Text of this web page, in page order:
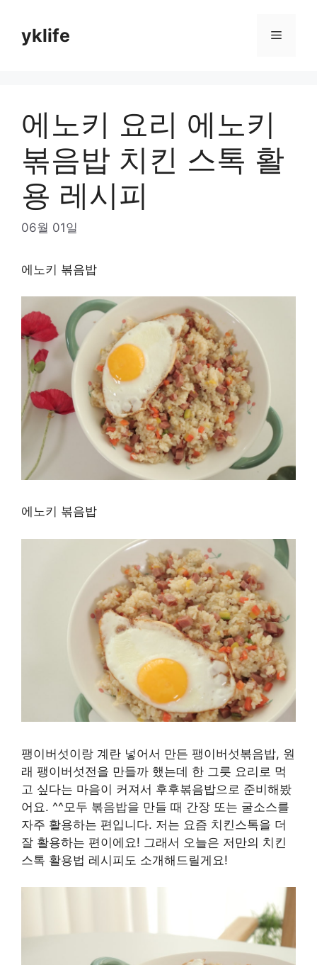
contentyklife Menu
에노키 요리 에노키
볶음밥 치킨 스톡 활
용 레시피
06월 01일
에노키 볶음밥
에노키 볶음밥
팽이버섯이랑 계란 넣어서 만든 팽이버섯볶음밥, 원
래 팽이버섯전을 만들까 했는데 한 그릇 요리로 먹
고 싶다는 마음이 커져서 후후볶음밥으로 준비해봤
어요. ^^모두 볶음밥을 만들 때 간장 또는 굴소스를
자주 활용하는 편입니다. 저는 요즘 치킨스톡을 더
잘 활용하는 편이에요! 그래서 오늘은 저만의 치킨
스톡 활용법 레시피도 소개해드릴게요!